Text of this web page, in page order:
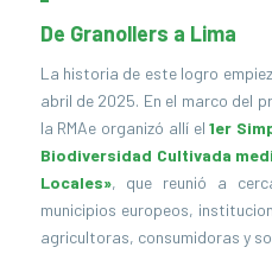
De Granollers a Lima
La historia de este logro
abril de 2025. En el marco del
la RMAe organizó allí el1er
Biodiversidad Cultivada
Locales», que reunió a
municipios europeos,
agricultoras, consumidoras y